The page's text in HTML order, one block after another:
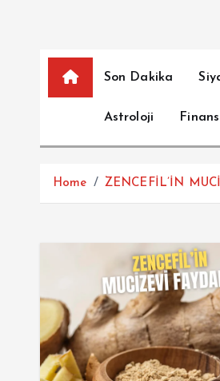
Son Dakika
Astroloji Finans
Home ZENCEFİL’İN